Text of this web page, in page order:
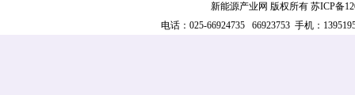
新能源产业网 版权所有 苏ICP备
电话：025-66924735 66923753 手机：